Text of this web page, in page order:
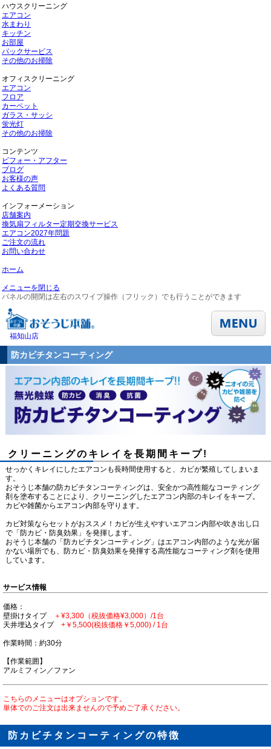
ハウスクリーニング
エアコン
水まわり
キッチン
お部屋
パックサービス
その他のお掃除
オフィスクリーニング
エアコン
フロア
カーペット
ガラス・サッシ
蛍光灯
その他のお掃除
コンテンツ
ビフォー・アフター
ブログ
お客様の声
よくある質問
インフォーメーション
店舗案内
換気扇フィルター定期交換サービス
エアコン2027年問題
ご注文の流れ
お問い合わせ
ホーム
メニューを閉じる
パネルの開閉は左右のスワイプ操作（フリック）でも行うことができます
福知山店
防カビチタンコーティング
クリーニングのキレイを長期間キープ!
せっかくキレイにしたエアコンも長時間使用すると、カビが繁殖してしまいま
す。
おそうじ本舗の防カビチタンコーティングは、安全かつ高性能なコーティング
剤を塗布することにより、クリーニングしたエアコン内部のキレイをキープ。
カビや雑菌からエアコン内部を守ります。
カビ対策ならセットがおススメ！カビが生えやすいエアコン内部や吹き出し口
で「防カビ・防臭効果」を発揮します。
おそうじ本舗の「防カビチタンコーティング」はエアコン内部のような光が届
かない場所でも、防カビ・防臭効果を発揮する高性能なコーティング剤を使用
しています。
サービス情報
価格：
壁掛けタイプ
＋¥3,300（税抜価格¥3,000）/1台
天井埋込タイプ +￥5,500(税抜価格￥5,000) / 1台
作業時間：約30分
【作業範囲】
アルミフィン／ファン
こちらのメニューはオプションです。
単体でのご注文は出来ませんので予めご了承ください。
防カビチタンコーティングの特徴